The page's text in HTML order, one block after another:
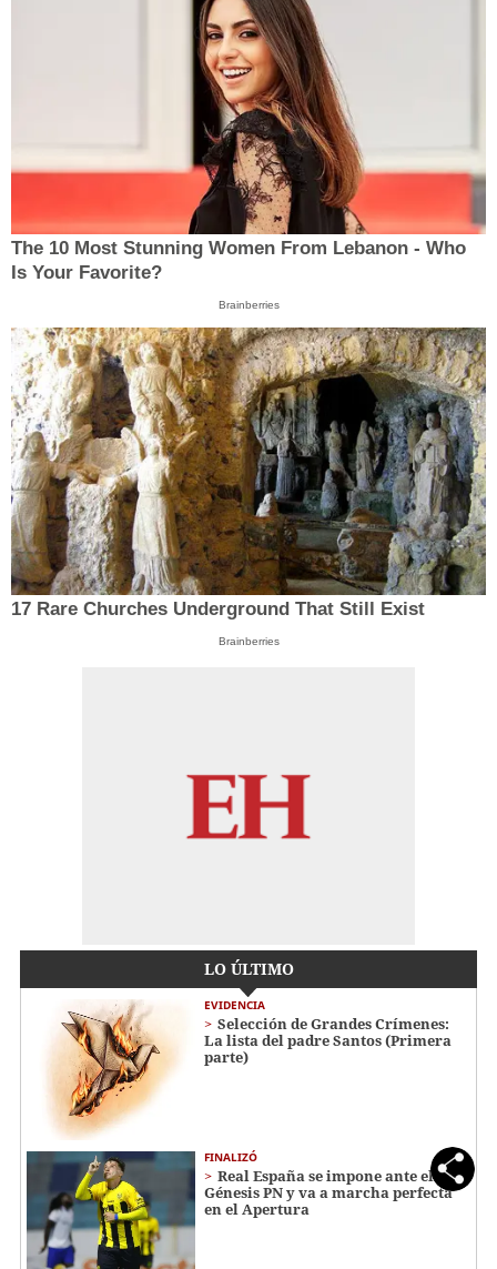
The 10 Most Stunning Women From Lebanon - Who
Is Your Favorite?
Brainberries
17 Rare Churches Underground That Still Exist
Brainberries
LO ÚLTIMO
EVIDENCIA
Selección de Grandes Crímenes:
La lista del padre Santos (Primera
parte)
FINALIZÓ
Real España se impone ante el
Génesis PN y va a marcha perfecta
en el Apertura